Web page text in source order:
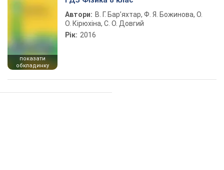
показати
обкладинку
Автори: В. Г. Бар’яхтар, Ф. Я. Божинова, О.
О. Кірюхіна, С. О. Довгий
Рік: 2016